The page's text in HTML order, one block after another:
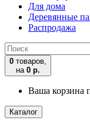
Для дома
Деревянные
Распродажа
0 товаров,
на 0 р.
Ваша корзина
Каталог